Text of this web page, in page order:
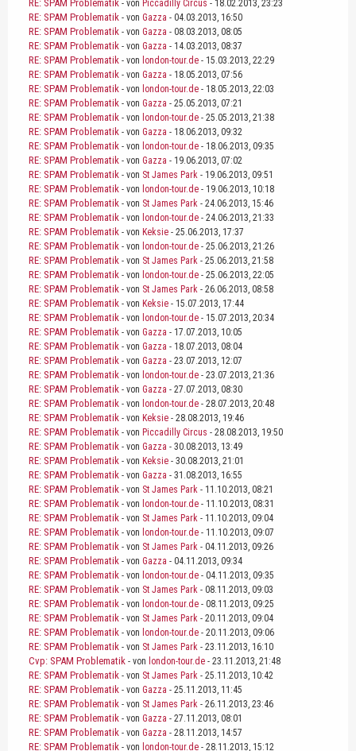
RE: SPAM Problematik - von Piccadilly Circus - 18.02.2013, 23:23
RE: SPAM Problematik - von Gazza - 04.03.2013, 16:50
RE: SPAM Problematik - von Gazza - 08.03.2013, 08:05
RE: SPAM Problematik - von Gazza - 14.03.2013, 08:37
RE: SPAM Problematik - von london-tour.de - 15.03.2013, 22:29
RE: SPAM Problematik - von Gazza - 18.05.2013, 07:56
RE: SPAM Problematik - von london-tour.de - 18.05.2013, 22:03
RE: SPAM Problematik - von Gazza - 25.05.2013, 07:21
RE: SPAM Problematik - von london-tour.de - 25.05.2013, 21:38
RE: SPAM Problematik - von Gazza - 18.06.2013, 09:32
RE: SPAM Problematik - von london-tour.de - 18.06.2013, 09:35
RE: SPAM Problematik - von Gazza - 19.06.2013, 07:02
RE: SPAM Problematik - von St James Park - 19.06.2013, 09:51
RE: SPAM Problematik - von london-tour.de - 19.06.2013, 10:18
RE: SPAM Problematik - von St James Park - 24.06.2013, 15:46
RE: SPAM Problematik - von london-tour.de - 24.06.2013, 21:33
RE: SPAM Problematik - von Keksie - 25.06.2013, 17:37
RE: SPAM Problematik - von london-tour.de - 25.06.2013, 21:26
RE: SPAM Problematik - von St James Park - 25.06.2013, 21:58
RE: SPAM Problematik - von london-tour.de - 25.06.2013, 22:05
RE: SPAM Problematik - von St James Park - 26.06.2013, 08:58
RE: SPAM Problematik - von Keksie - 15.07.2013, 17:44
RE: SPAM Problematik - von london-tour.de - 15.07.2013, 20:34
RE: SPAM Problematik - von Gazza - 17.07.2013, 10:05
RE: SPAM Problematik - von Gazza - 18.07.2013, 08:04
RE: SPAM Problematik - von Gazza - 23.07.2013, 12:07
RE: SPAM Problematik - von london-tour.de - 23.07.2013, 21:36
RE: SPAM Problematik - von Gazza - 27.07.2013, 08:30
RE: SPAM Problematik - von london-tour.de - 28.07.2013, 20:48
RE: SPAM Problematik - von Keksie - 28.08.2013, 19:46
RE: SPAM Problematik - von Piccadilly Circus - 28.08.2013, 19:50
RE: SPAM Problematik - von Gazza - 30.08.2013, 13:49
RE: SPAM Problematik - von Keksie - 30.08.2013, 21:01
RE: SPAM Problematik - von Gazza - 31.08.2013, 16:55
RE: SPAM Problematik - von St James Park - 11.10.2013, 08:21
RE: SPAM Problematik - von london-tour.de - 11.10.2013, 08:31
RE: SPAM Problematik - von St James Park - 11.10.2013, 09:04
RE: SPAM Problematik - von london-tour.de - 11.10.2013, 09:07
RE: SPAM Problematik - von St James Park - 04.11.2013, 09:26
RE: SPAM Problematik - von Gazza - 04.11.2013, 09:34
RE: SPAM Problematik - von london-tour.de - 04.11.2013, 09:35
RE: SPAM Problematik - von St James Park - 08.11.2013, 09:03
RE: SPAM Problematik - von london-tour.de - 08.11.2013, 09:25
RE: SPAM Problematik - von St James Park - 20.11.2013, 09:04
RE: SPAM Problematik - von london-tour.de - 20.11.2013, 09:06
RE: SPAM Problematik - von St James Park - 23.11.2013, 16:10
Cvp: SPAM Problematik - von london-tour.de - 23.11.2013, 21:48
RE: SPAM Problematik - von St James Park - 25.11.2013, 10:42
RE: SPAM Problematik - von Gazza - 25.11.2013, 11:45
RE: SPAM Problematik - von St James Park - 26.11.2013, 23:46
RE: SPAM Problematik - von Gazza - 27.11.2013, 08:01
RE: SPAM Problematik - von Gazza - 28.11.2013, 14:57
RE: SPAM Problematik - von london-tour.de - 28.11.2013, 15:12